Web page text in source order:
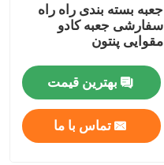
جعبه بسته بندی راه راه
سفارشی جعبه کادو
مقوایی پنتون
بهترین قیمت
تماس با ما